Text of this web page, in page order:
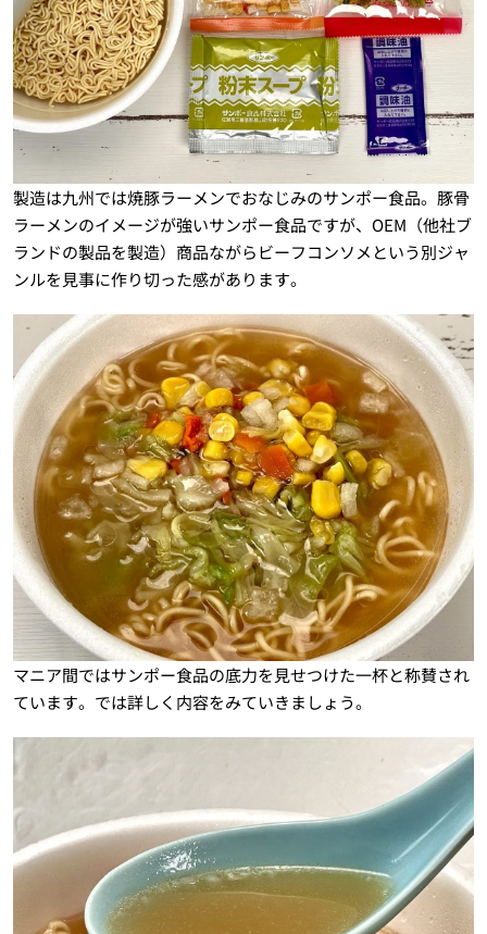
製造は九州では焼豚ラーメンでおなじみのサンポー食品。豚骨
ラーメンのイメージが強いサンポー食品ですが、OEM（他社ブ
ランドの製品を製造）商品ながらビーフコンソメという別ジャ
ンルを見事に作り切った感があります。
マニア間ではサンポー食品の底力を見せつけた一杯と称賛され
ています。では詳しく内容をみていきましょう。